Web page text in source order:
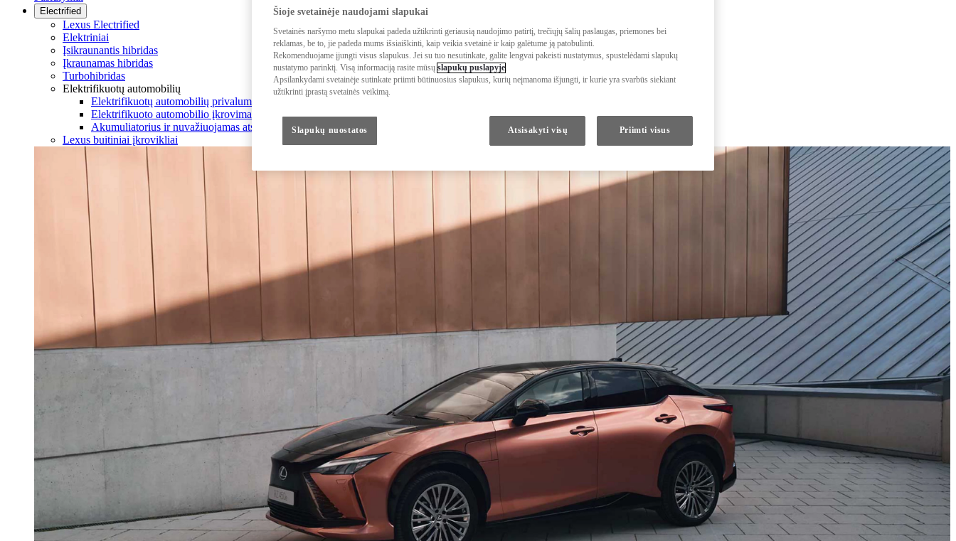
Electrified
Lexus Electrified
Elektriniai
Įsikraunantis hibridas
Įkraunamas hibridas
Turbohibridas
Elektrifikuotų automobilių
Elektrifikuotų automobilių privalumai
Elektrifikuoto automobilio įkrovimas
Akumuliatorius ir nuvažiuojamas atstumas
Lexus buitiniai įkrovikliai
Šioje svetainėje naudojami slapukai
Svetainės naršymo metu slapukai padeda užtikrinti geriausią naudojimo patirtį, trečiųjų šalių paslaugas, priemones bei
reklamas, be to, jie padeda mums išsiaiškinti, kaip veikia svetainė ir kaip galėtume ją patobulinti.
Rekomenduojame įjungti visus slapukus. Jei su tuo nesutinkate, galite lengvai pakeisti nustatymus, spustelėdami slapukų
nustatymo parinktį. Visą informaciją rasite mūsųslapukų puslapyje.
Apsilankydami svetainėje sutinkate priimti būtinuosius slapukus, kurių neįmanoma išjungti, ir kurie yra svarbūs siekiant
užtikrinti įprastą svetainės veikimą.
Slapukų nuostatos Atsisakyti visų Priimti visus